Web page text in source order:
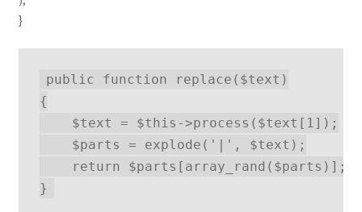
}
public function replace($text)
{
    $text = $this->process($text[1]);
    $parts = explode('|', $text);
    return $parts[array_rand($parts)];
}